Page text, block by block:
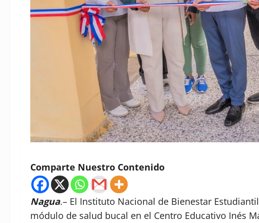
Comparte Nuestro Contenido
Nagua.– El Instituto Nacional de Bienestar
módulo de salud bucal en el Centro Educativo Inés